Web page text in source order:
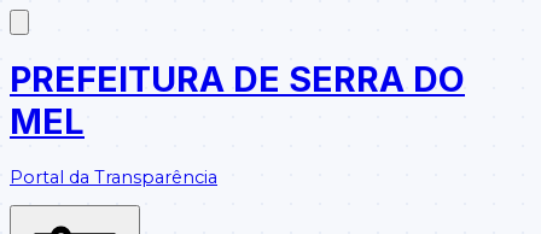
PREFEITURA DE SERRA DO
MEL
Portal da Transparência